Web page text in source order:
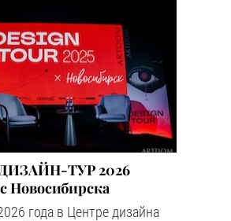
ДИЗАЙН-ТУР 2026
Новосибирска
года в Центре дизайна